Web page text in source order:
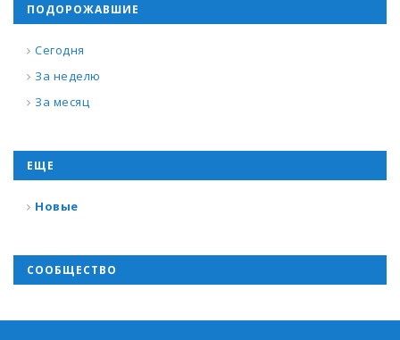
ПОДОРОЖАВШИЕ
Сегодня
За неделю
За месяц
ЕЩЕ
Новые
СООБЩЕСТВО